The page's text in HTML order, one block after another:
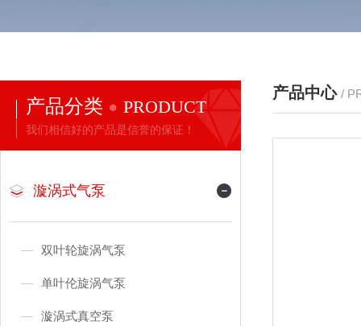
产品分类 PRODUCT
我们相信好的产品是信誉的保证！
漩涡式气泵
双叶轮旋涡气泵
单叶伦旋涡气泵
漩涡式真空泵
产品中心 /